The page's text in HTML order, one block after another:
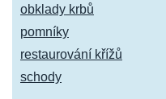
obklady krbů
pomníky
restaurování křížů
schody